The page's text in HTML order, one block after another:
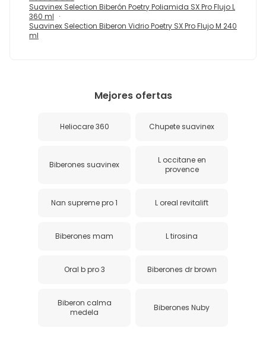
Suavinex Selection Biberón Poetry Poliamida SX Pro Flujo L
360 ml
Suavinex Selection Biberon Vidrio Poetry SX Pro Flujo M 240
ml
Mejores ofertas
Heliocare 360 Chupete suavinex
Biberones suavinex
L occitane en
provence
Nan supreme pro 1 L oreal revitalift
Biberones mam L tirosina
Oral b pro 3 Biberones dr brown
Biberon calma
medela
Biberones Nuby